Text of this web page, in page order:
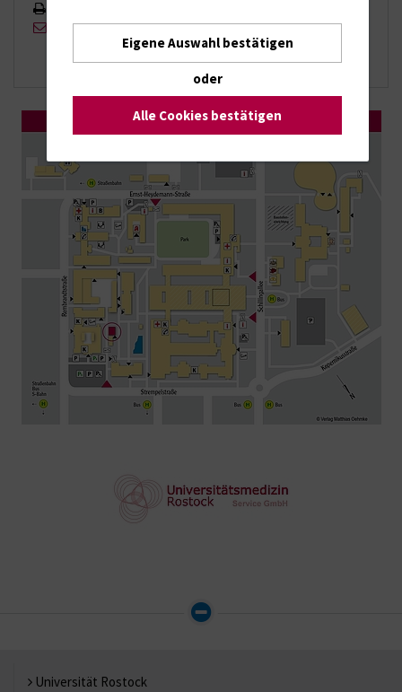
umrservice{bei}umr-service.de
Universität Rostock
Eigene Auswahl bestätigen
oder
Alle Cookies bestätigen